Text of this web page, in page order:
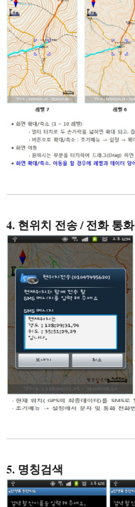
4. 현위치 전송 / 전화 통화
5. 명칭검색